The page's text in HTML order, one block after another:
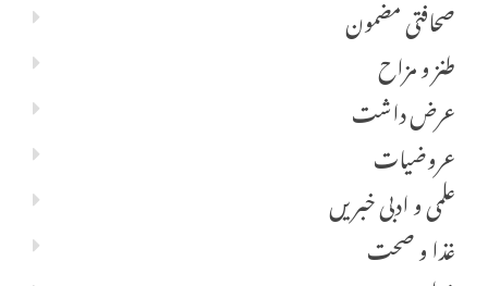
صحافتی مضمون
طنز و مزاح
عرض داشت
عروضیات
علمی و ادبی خبریں
غذا و صحت